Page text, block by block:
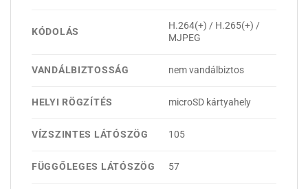
KÓDOLÁS
H.264(+) / H.265(+) /
MJPEG
VANDÁLBIZTOSSÁG nem vandálbiztos
HELYI RÖGZÍTÉS microSD kártyahely
VÍZSZINTES LÁTÓSZÖG 105
FÜGGŐLEGES LÁTÓSZÖG 57